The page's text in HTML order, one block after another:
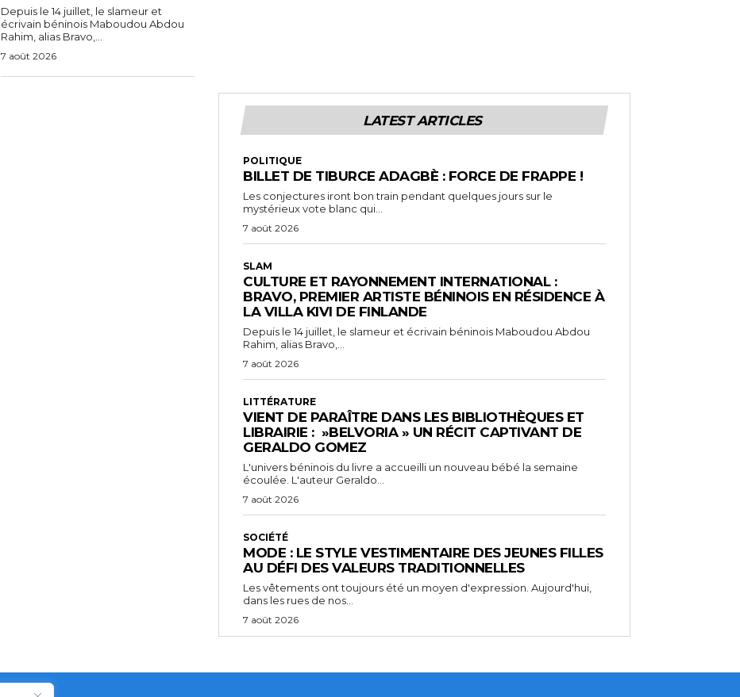
Depuis le 14 juillet, le slameur et
écrivain béninois Maboudou Abdou
Rahim, alias Bravo,...
7 août 2026
LATEST ARTICLES
POLITIQUE
BILLET DE TIBURCE ADAGBÈ : FORCE DE FRAPPE !
Les conjectures iront bon train pendant quelques jours sur le
mystérieux vote blanc qui...
7 août 2026
SLAM
CULTURE ET RAYONNEMENT INTERNATIONAL :
BRAVO, PREMIER ARTISTE BÉNINOIS EN RÉSIDENCE À
LA VILLA KIVI DE FINLANDE
Depuis le 14 juillet, le slameur et écrivain béninois Maboudou Abdou
Rahim, alias Bravo,...
7 août 2026
LITTÉRATURE
VIENT DE PARAÎTRE DANS LES BIBLIOTHÈQUES ET
LIBRAIRIE : »BELVORIA » UN RÉCIT CAPTIVANT DE
GERALDO GOMEZ
L'univers béninois du livre a accueilli un nouveau bébé la semaine
écoulée. L'auteur Geraldo...
7 août 2026
SOCIÉTÉ
MODE : LE STYLE VESTIMENTAIRE DES JEUNES FILLES
AU DÉFI DES VALEURS TRADITIONNELLES
Les vêtements ont toujours été un moyen d'expression. Aujourd'hui,
dans les rues de nos...
7 août 2026